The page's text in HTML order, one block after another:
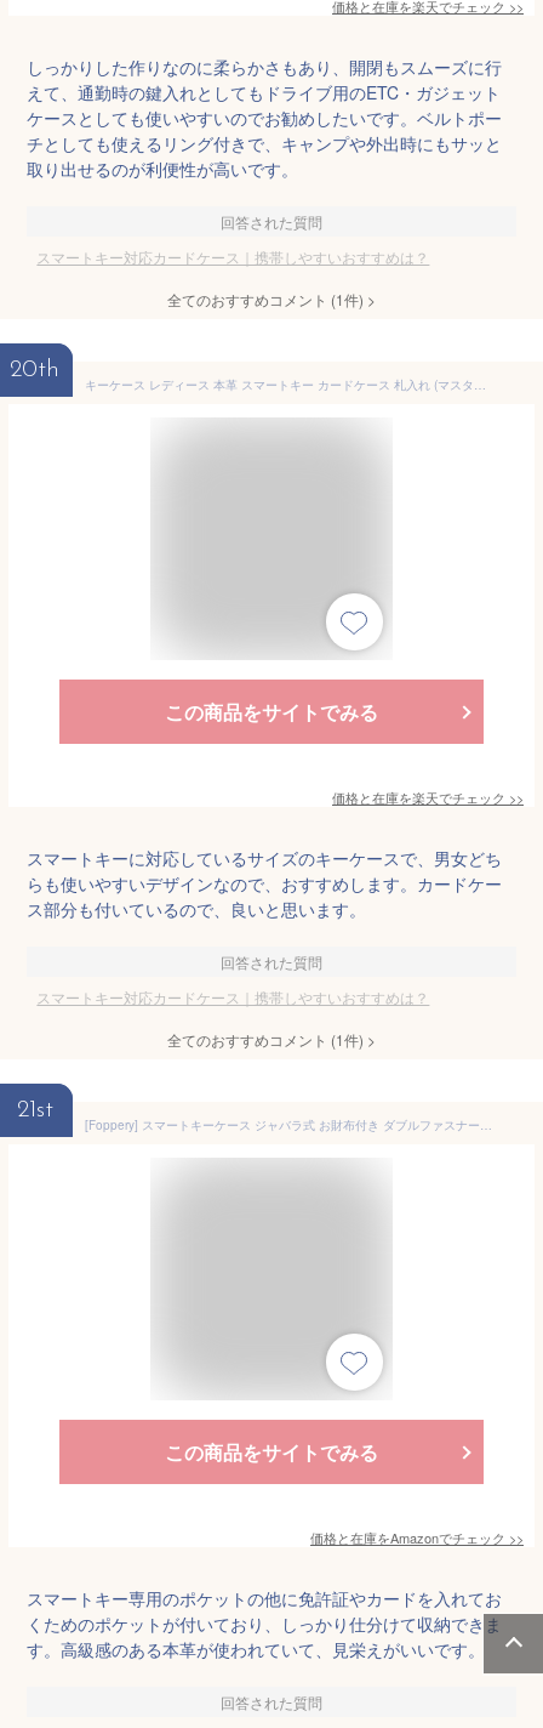
価格と在庫を楽天でチェック >>
しっかりした作りなのに柔らかさもあり、開閉もスムーズに行
えて、通勤時の鍵入れとしてもドライブ用のETC・ガジェット
ケースとしても使いやすいのでお勧めしたいです。ベルトポー
チとしても使えるリング付きで、キャンプや外出時にもサッと
取り出せるのが利便性が高いです。
回答された質問
スマートキー対応カードケース｜携帯しやすいおすすめは？
全てのおすすめコメント (1件) >
20th
キーケース レディース 本革 スマートキー カードケース 札入れ (マスタード/ベージュ)
この商品をサイトでみる
価格と在庫を楽天でチェック >>
スマートキーに対応しているサイズのキーケースで、男女どち
らも使いやすいデザインなので、おすすめします。カードケー
ス部分も付いているので、良いと思います。
回答された質問
スマートキー対応カードケース｜携帯しやすいおすすめは？
全てのおすすめコメント (1件) >
21st
[Foppery] スマートキーケース ジャバラ式 お財布付き ダブルファスナー スマートキー 専用 本革 レザー キーケース カード収納 大型キー対応 (ブラック)
この商品をサイトでみる
価格と在庫をAmazonでチェック >>
スマートキー専用のポケットの他に免許証やカードを入れてお
くためのポケットが付いており、しっかり仕分けて収納できま
す。高級感のある本革が使われていて、見栄えがいいです。
回答された質問